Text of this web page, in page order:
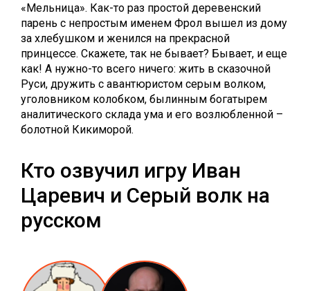
«Мельница». Как-то раз простой деревенский
парень с непростым именем Фрол вышел из дому
за хлебушком и женился на прекрасной
принцессе. Скажете, так не бывает? Бывает, и еще
как! А нужно-то всего ничего: жить в сказочной
Руси, дружить с авантюристом серым волком,
уголовником колобком, былинным богатырем
аналитического склада ума и его возлюбленной –
болотной Кикиморой.
Кто озвучил игру Иван
Царевич и Серый волк на
русском